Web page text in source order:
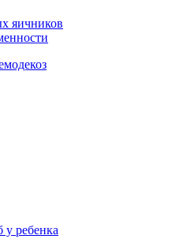
яичников
ребенка